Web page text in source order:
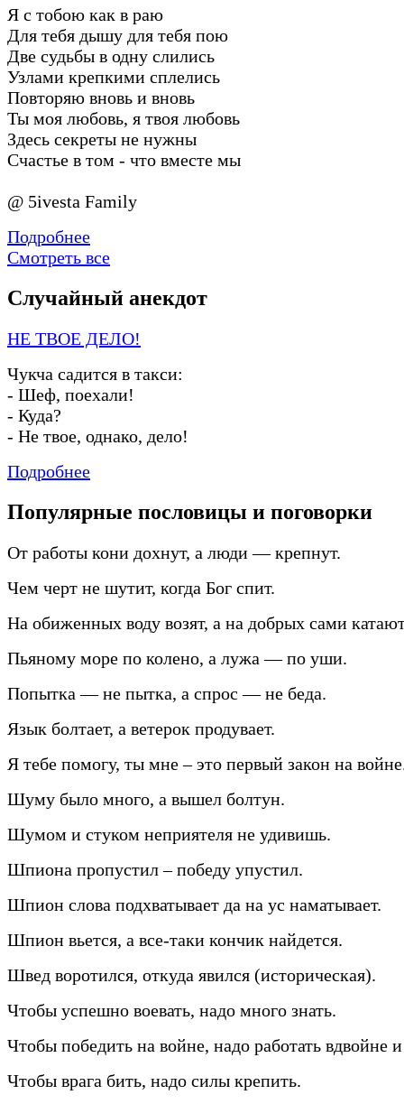
Я с тобою как в раю
Для тебя дышу для тебя пою
Две судьбы в одну слились
Узлами крепкими сплелись
Повторяю вновь и вновь
Ты моя любовь, я твоя любовь
Здесь секреты не нужны
Счастье в том - что вместе мы
@ 5ivesta Family
Подробнее
Смотреть все
Случайный анекдот
НЕ ТВОЕ ДЕЛО!
Чукча садится в такси:
- Шеф, поехали!
- Куда?
- Не твое, однако, дело!
Подробнее
Популярные пословицы и поговорки
От работы кони дохнут, а люди — крепнут.
Чем черт не шутит, когда Бог спит.
На обиженных воду возят, а на добрых сами
Пьяному море по колено, а лужа — по уши.
Попытка — не пытка, а спрос — не беда.
Язык болтает, а ветерок продувает.
Я тебе помогу, ты мне – это первый закон на
Шуму было много, а вышел болтун.
Шумом и стуком неприятеля не удивишь.
Шпиона пропустил – победу упустил.
Шпион слова подхватывает да на ус наматывает.
Шпион вьется, а все-таки кончик найдется.
Швед воротился, откуда явился (историческая).
Чтобы успешно воевать, надо много знать.
Чтобы победить на войне, надо работать вдвойне
Чтобы врага бить, надо силы крепить.